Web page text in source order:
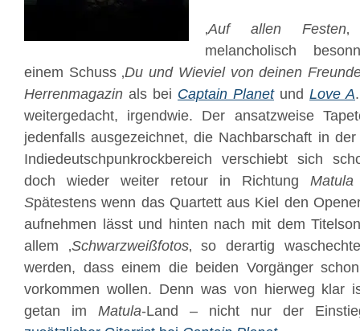
‚Auf allen Festen‚
melancholisch
einem Schuss ‚Du und Wieviel von deinen
Herrenmagazin als bei Captain Planetund Love A
weitergedacht, irgendwie. Der ansatzweise
jedenfalls ausgezeichnet, die Nachbarschaft in
Indiedeutschpunkrockbereich verschiebt sich
doch wieder weiter retour in Richtung
Spätestens wenn das Quartett aus Kiel den
aufnehmen lässt und hinten nach mit dem
allem ‚Schwarzweißfotos‚ so derartig
werden, dass einem die beiden Vorgänger
vorkommen wollen. Denn was von hierweg klar
getan im Matula-Land – nicht nur der